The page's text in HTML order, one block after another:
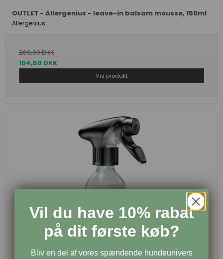
OUTLET - Allergenius - leave-in balsam mousse, 150ml
Allergenius
209,00 DKK
104,50 DKK
Vis produkt
Vil du have 10% rabat
på dit første køb?
Bliv en del af vores spændende hundeunivers